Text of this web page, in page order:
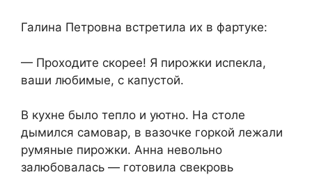
Галина Петровна встретила их в фартуке:
— Проходите скорее! Я пирожки испекла,
ваши любимые, с капустой.
В кухне было тепло и уютно. На столе
дымился самовар, в вазочке горкой лежали
румяные пирожки. Анна невольно
залюбовалась — готовила свекровь